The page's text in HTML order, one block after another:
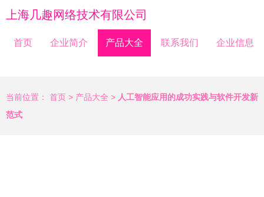
上海几趣网络技术有限公司
首页 企业简介 产品大全 联系我们 企业信息
当前位置： 首页 > 产品大全 > 人工智能应用的成功实践与软件开发新
范式